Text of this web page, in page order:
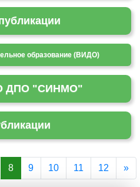
образование (ВИДО)
ДПО "СИНМО"
8 9 10 11 12 »